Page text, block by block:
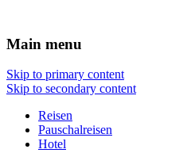
Reisen Hotel Flug
Main menu
Skip to primary content
Skip to secondary content
Reisen
Pauschalreisen
Hotel